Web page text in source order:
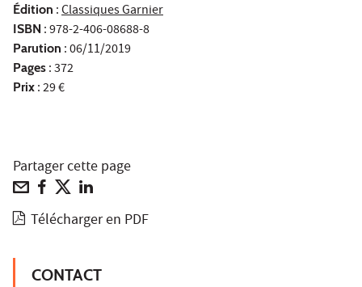
Édition :Classiques Garnier
ISBN : 978-2-406-08688-8
Parution : 06/11/2019
Pages : 372
Prix : 29 €
Partager cette page
Télécharger en PDF
CONTACT